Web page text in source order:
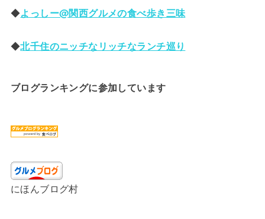
◆よっしー@関西グルメの食べ歩き三味
◆北千住のニッチなリッチなランチ巡り
ブログランキングに参加しています
にほんブログ村